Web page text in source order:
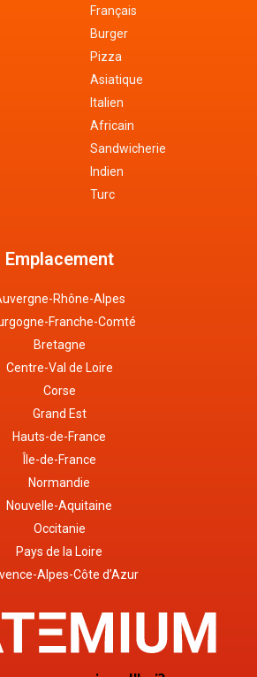
Emplacement
Rhône-Alpes
Franche-Comté
Bretagne
Centre-Val de Loire
Corse
Grand Est
Hauts-de-France
Île-de-France
Normandie
Nouvelle-Aquitaine
Occitanie
Pays de la Loire
Alpes-Côte d’Azur
Français
Burger
Pizza
Asiatique
Italien
Africain
Sandwicherie
Indien
Turc